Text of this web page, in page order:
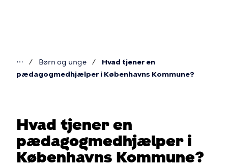
Du
⋯ Børn og unge
Hvad tjener en
pædagogmedhjælper i Københavns Kommune?
Hvad tjener en
pædagogmedhjælper i
Københavns Kommune?